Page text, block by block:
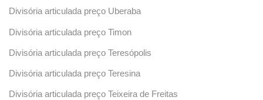
Divisória articulada preço Uberaba
Divisória articulada preço Timon
Divisória articulada preço Teresópolis
Divisória articulada preço Teresina
Divisória articulada preço Teixeira de Freitas